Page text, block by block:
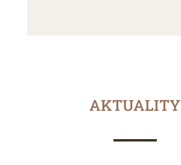
AKTUALITY